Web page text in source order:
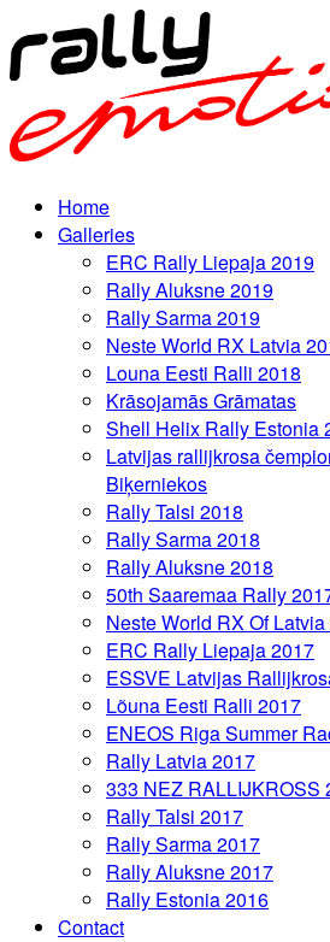
Home
Galleries
ERC Rally Liepaja 2019
Rally Aluksne 2019
Rally Sarma 2019
Neste World RX Latvia
Louna Eesti Ralli 2018
Krāsojamās Grāmatas
Shell Helix Rally Estonia
Latvijas rallijkrosa
Biķerniekos
Rally Talsi 2018
Rally Sarma 2018
Rally Aluksne 2018
50th Saaremaa Rally
Neste World RX Of
ERC Rally Liepaja 2017
ESSVE Latvijas
Lõuna Eesti Ralli 2017
ENEOS Riga Summer
Rally Latvia 2017
333 NEZ RALLIJKROSS
Rally Talsi 2017
Rally Sarma 2017
Rally Aluksne 2017
Rally Estonia 2016
Contact